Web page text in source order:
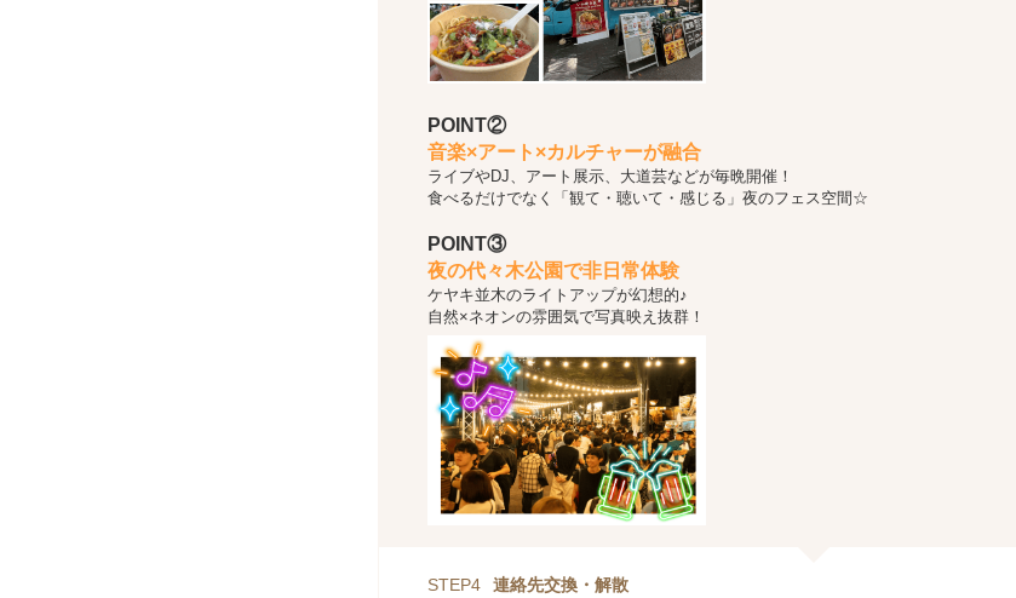
POINT②
音楽×アート×カルチャーが融合
ライブやDJ、アート展示、大道芸などが毎晩開催！
食べるだけでなく「観て・聴いて・感じる」夜のフェス空間☆
POINT③
夜の代々木公園で非日常体験
ケヤキ並木のライトアップが幻想的♪
自然×ネオンの雰囲気で写真映え抜群！
STEP4 連絡先交換・解散